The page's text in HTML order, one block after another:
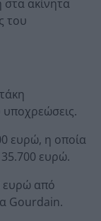
ακίνητα
του
υποχρεώσεις.
ευρώ, η οποία
ευρώ.
ευρώ από
Gourdain.